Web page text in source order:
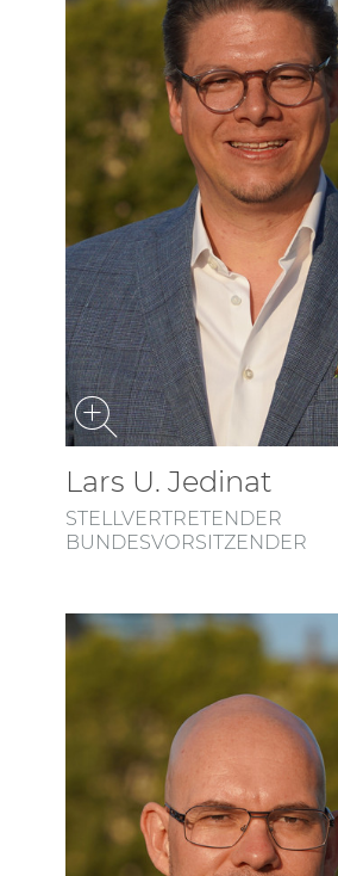
Lars U. Jedinat
STELLVERTRETENDER
BUNDESVORSITZENDER